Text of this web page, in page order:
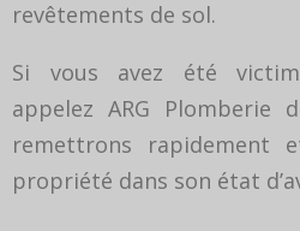
revêtements de sol.
Si vous avez été
appelez ARG Plomberie
remettrons rapidement
propriété dans son état